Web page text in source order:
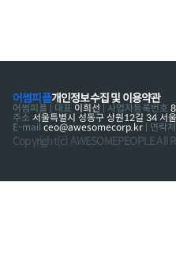
어썸피플개인정보수집 및 이용약관
어썸피플 | 대표 이희선 | 사업자등록번호
주소 서울특별시 성동구 상원12길 34 서
E-mail ceo@awesomecorp.kr | 연락처
Copyright(c) AWESOMEPEOPLE All